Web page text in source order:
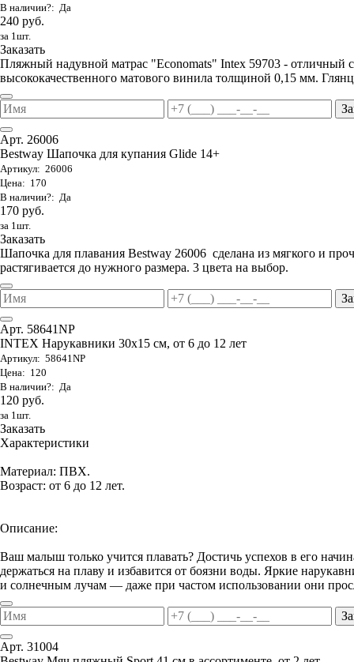
В наличии?: Да
240 руб.
за 1шт.
Заказать
Пляжный надувной матрас "Economats" Intex 59703 - отличный
высококачественного матового винила толщиной 0,15 мм.
Арт. 26006
Bestway Шапочка для купания Glide 14+
Артикул: 26006
Цена: 170
В наличии?: Да
170 руб.
за 1шт.
Заказать
Шапочка для плавания Bestway 26006 сделана из мягкого и
растягивается до нужного размера. 3 цвета на выбор.
Арт. 58641NP
INTEX Нарукавники 30х15 см, от 6 до 12 лет
Артикул: 58641NP
Цена: 120
В наличии?: Да
120 руб.
за 1шт.
Заказать
Характеристики
Материал: ПВХ.
Возраст: от 6 до 12 лет.
Описание:
Ваш малыш только учится плавать? Достичь успехов в его
держаться на плаву и избавится от боязни воды. Яркие
и солнечным лучам — даже при частом использовании они
Арт. 31004